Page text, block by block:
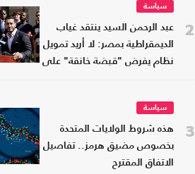
2
سياسة
عبد الرحمن السيد ينتقد غياب
الديمقراطية بمصر: لا أريد تمويل
نظام يفرض "قبضة خانقة" على
3
سياسة
هذه شروط الولايات المتحدة
بخصوص مضيق هرمز.. تفاصيل
الاتفاق المقترح